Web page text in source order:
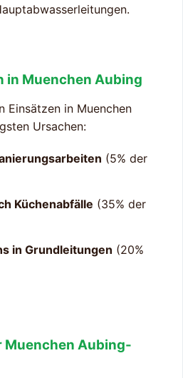
in Muenchen Aubing
Einsätzen in Muenchen
Ursachen:
(5% der
Küchenabfälle (35% der
in Grundleitungen (20%
Muenchen Aubing-